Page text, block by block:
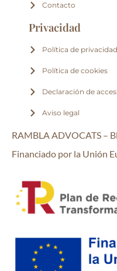
Contacto
Privacidad
Política de privacidad
Política de cookies
Declaración de
Aviso legal
RAMBLA ADVOCATS –
Financiado por la Unión